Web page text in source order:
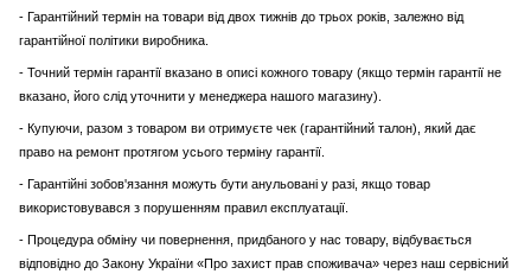
- Гарантійний термін на товари від двох тижнів до трьох років, залежно від
гарантійної політики виробника.
- Точний термін гарантії вказано в описі кожного товару (якщо термін гарантії не
вказано, його слід уточнити у менеджера нашого магазину).
- Купуючи, разом з товаром ви отримуєте чек (гарантійний талон), який дає
право на ремонт протягом усього терміну гарантії.
- Гарантійні зобов'язання можуть бути анульовані у разі, якщо товар
використовувався з порушенням правил експлуатації.
- Процедура обміну чи повернення, придбаного у нас товару, відбувається
відповідно до Закону України «Про захист прав споживача» через наш сервісний